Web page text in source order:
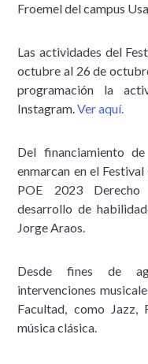
Froemel del campus
Las actividades del
octubre al 26 de
programación la
Instagram.Ver aquí.
Del financiamiento
enmarcan en el
POE 2023 Derecho
desarrollo de
Jorge Araos.
Desde fines de
intervenciones
Facultad, como Jazz,
música clásica.